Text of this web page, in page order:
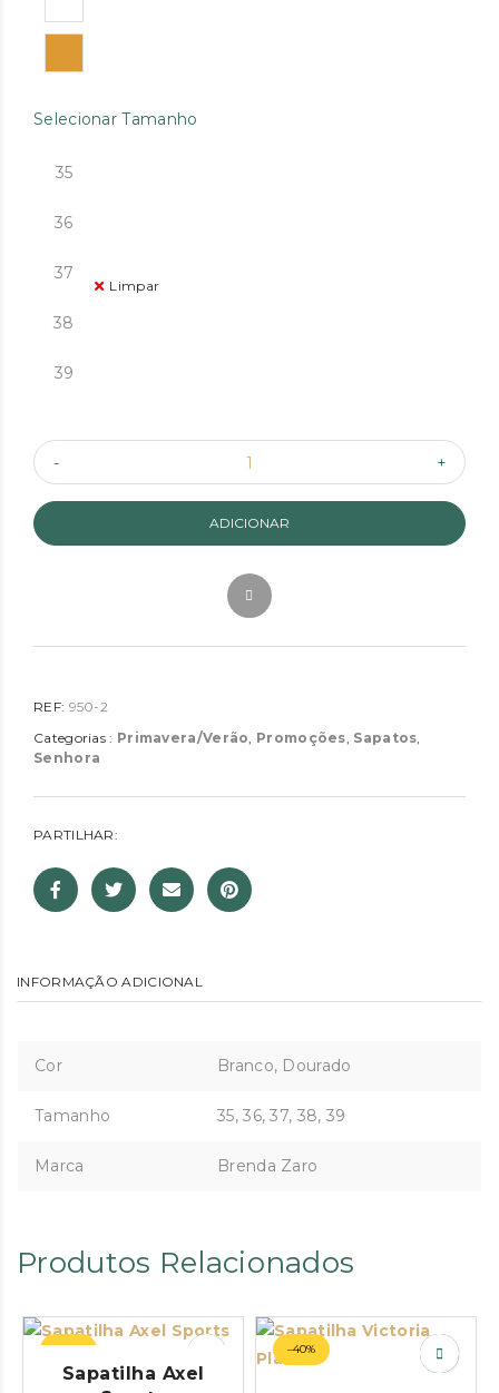
Selecionar Tamanho
35
36
37
38
39
Limpar
ADICIONAR
REF: 950-2
Categorias : Primavera/Verão, Promoções, Sapatos,
Senhora
PARTILHAR:
INFORMAÇÃO ADICIONAL
Cor Branco, Dourado
Tamanho 35, 36, 37, 38, 39
Marca Brenda Zaro
Produtos Relacionados
–64%
Sapatilha Axel
–40%